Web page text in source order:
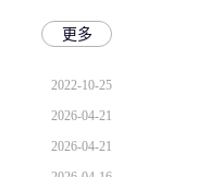
更多
2022-10-25
2026-04-21
2026-04-21